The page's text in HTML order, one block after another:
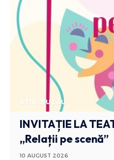
STIRI BUZAU
INVITAȚIE LA
„Relații pe scenă”
10 AUGUST 2026